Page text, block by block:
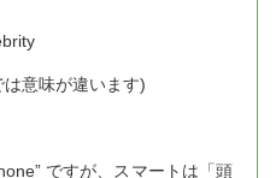
意味が違います)
ですが、スマートは「頭